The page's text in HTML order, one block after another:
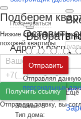
Выбрать
Москва и
Санкт-
Ещё
Пожаловаться
Адрес и
Регион
Улица
Бор,улица
Основные
Класс:
Комфорт
Этажей: 5
Тип дома:
Подберем
Низкие ставки по
похожей квартиры.
Получить ссылку
Отправляя заявку, вы
Оставить
Отправить
Отправляя
персональных